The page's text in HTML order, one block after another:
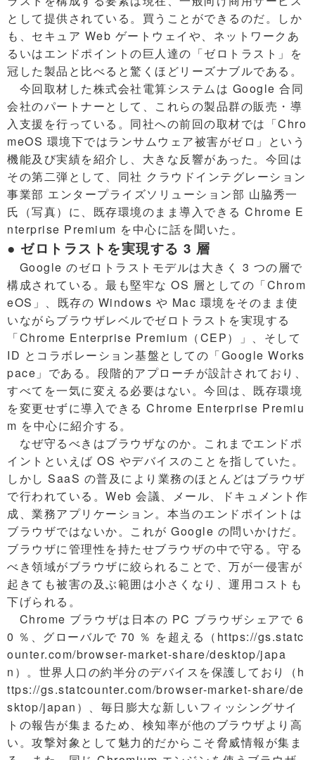
として提供されている。買うことができるのだ。しか
も、セキュア Web ゲートウェイや、ネットワークあ
るいはエンドポイントの巨人達の「ゼロトラスト」を
冠した製品と比べると驚くほどリーズナブルである。
今回取材した株式会社電算システムは Google 合同
会社のパートナーとして、これらの製品群の販売・導
入支援を行っている。同社への前回の取材では「Chro
meOS 環境下ではランサムウェア被害がゼロ」という
機能及び実績を紹介し、大きな反響があった。今回は
その第二弾として、同社 クラウドインテグレーション
事業部 エンタープライズソリューション部 山脇秀一
氏（写真）に、既存環境のまま導入できる Chrome E
nterprise Premium を中心に話を聞いた。
● ゼロトラストを実現する 3 層
Google のゼロトラストモデルは大きく 3 つの層で
構成されている。最も堅牢な OS 層としての「Chrom
eOS」、既存の Windows や Mac 環境をそのまま使
いながらブラウザレベルでゼロトラストを実現する
「Chrome Enterprise Premium（CEP）」、そして
ID とコラボレーション基盤としての「Google Works
pace」である。段階的アプローチが設計されており、
すべてを一気に変える必要はない。今回は、既存環境
を変更せずに導入できる Chrome Enterprise Premiu
m を中心に紹介する。
なぜ守るべきはブラウザなのか。これまでエンドポ
イントといえば OS やデバイスのことを指していた。
しかし SaaS の普及により業務のほとんどはブラウザ
で行われている。Web 会議、メール、ドキュメント作
成、業務アプリケーション。本当のエンドポイントは
ブラウザではないか。これが Google の問いかけだ。
ブラウザに管理性を持たせブラウザの中で守る。守る
べき領域がブラウザに絞られることで、万が一侵害が
起きても被害の及ぶ範囲は小さくなり、運用コストも
下げられる。
Chrome ブラウザは日本の PC ブラウザシェアで 6
0 ％、グローバルで 70 ％ を超える（https://gs.statc
ounter.com/browser-market-share/desktop/japa
n）。世界人口の約半分のデバイスを保護しており（h
ttps://gs.statcounter.com/browser-market-share/de
sktop/japan）、毎日膨大な新しいフィッシングサイ
トの報告が集まるため、検知率が他のブラウザより高
い。攻撃対象として魅力的だからこそ脅威情報が集ま